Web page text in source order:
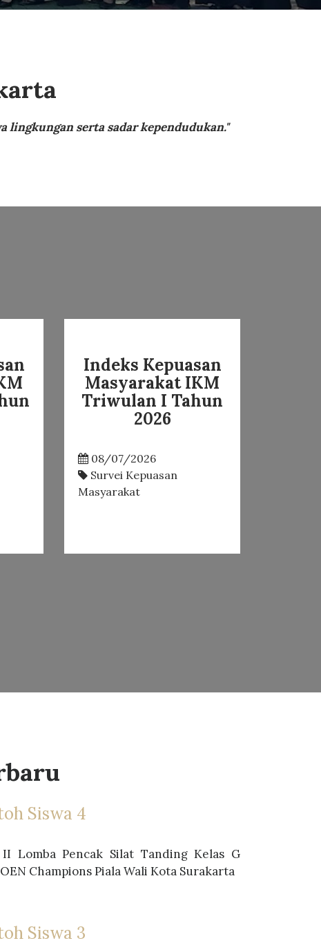
lingkungan serta sadar kependudukan."
Indeks Kepuasan
Masyarakat IKM
Triwulan I Tahun
2026
08/07/2026
Survei Kepuasan
Masyarakat
Siswa 4
II Lomba Pencak Silat Tanding Kelas G
Champions Piala Wali Kota Surakarta
Siswa 3